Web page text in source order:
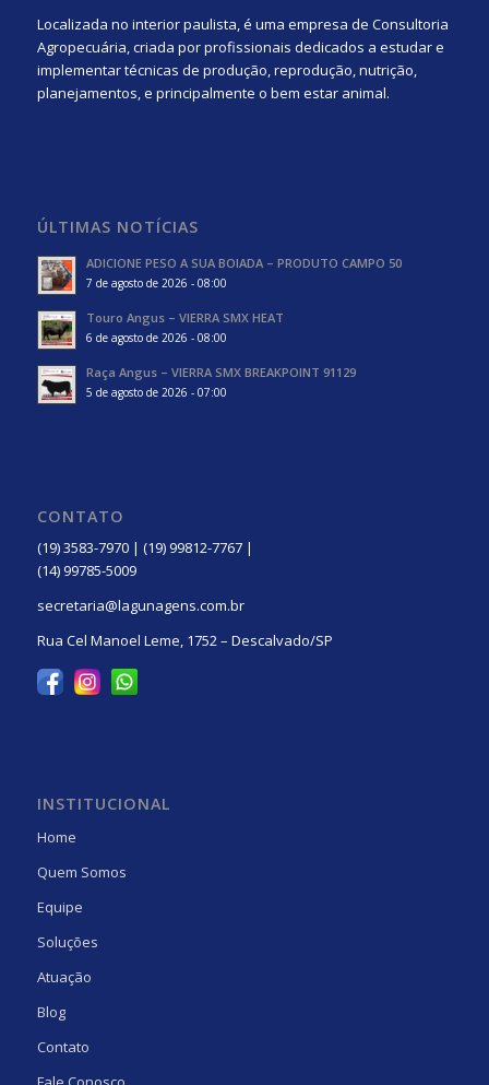
Localizada no interior paulista, é uma empresa de Consultoria
Agropecuária, criada por profissionais dedicados a estudar e
implementar técnicas de produção, reprodução, nutrição,
planejamentos, e principalmente o bem estar animal.
ÚLTIMAS NOTÍCIAS
ADICIONE PESO A SUA BOIADA – PRODUTO CAMPO 50
7 de agosto de 2026 - 08:00
Touro Angus – VIERRA SMX HEAT
6 de agosto de 2026 - 08:00
Raça Angus – VIERRA SMX BREAKPOINT 91129
5 de agosto de 2026 - 07:00
CONTATO
(19) 3583-7970 | (19) 99812-7767 |
(14) 99785-5009
secretaria@lagunagens.com.br
Rua Cel Manoel Leme, 1752 – Descalvado/SP
INSTITUCIONAL
Home
Quem Somos
Equipe
Soluções
Atuação
Blog
Contato